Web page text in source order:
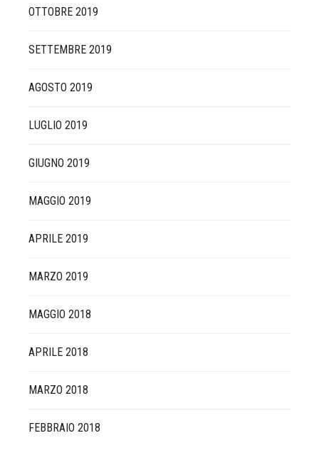
OTTOBRE 2019
SETTEMBRE 2019
AGOSTO 2019
LUGLIO 2019
GIUGNO 2019
MAGGIO 2019
APRILE 2019
MARZO 2019
MAGGIO 2018
APRILE 2018
MARZO 2018
FEBBRAIO 2018